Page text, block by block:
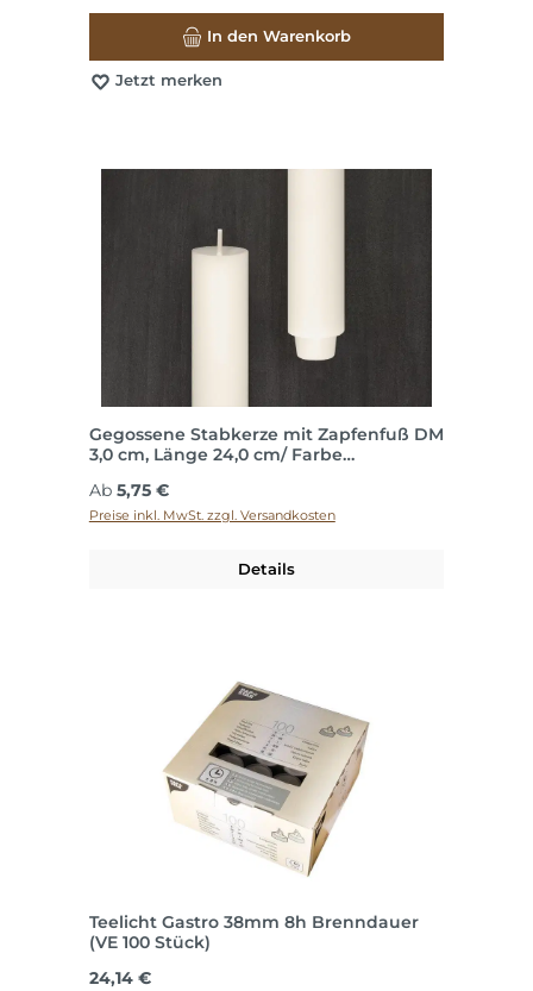
In den Warenkorb
Jetzt merken
Gegossene Stabkerze mit Zapfenfuß DM
3,0 cm, Länge 24,0 cm/ Farbe
Regulärer Preis:
Ab 5,75 €
Preise inkl. MwSt. zzgl. Versandkosten
Details
Teelicht Gastro 38mm 8h Brenndauer
(VE 100 Stück)
Regulärer Preis:
24,14 €